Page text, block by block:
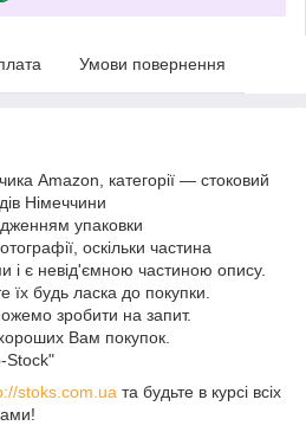
Умови повернення
Amazon, категорії — стоковий
Німеччини
упаковки
оскільки частина
і є невід'ємною частиною опису.
будь ласка до покупки.
зробити на запит.
Вам покупок.
Stock"
stoks.com.ua та будьте в курсі всіх